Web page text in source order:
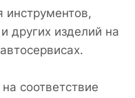
инструментов,
других изделий на
соответствие